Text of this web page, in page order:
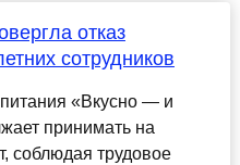
отказ
сотрудников
«Вкусно — и
принимать на
соблюдая трудовое